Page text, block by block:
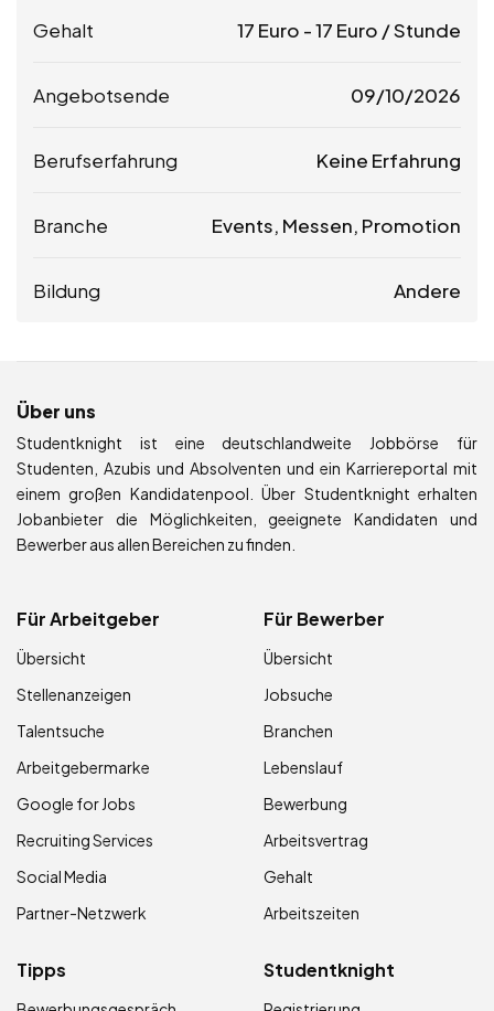
Gehalt 17 Euro -17 Euro / Stunde
Angebotsende 09/10/2026
Berufserfahrung Keine Erfahrung
Branche Events, Messen, Promotion
Bildung Andere
Über uns
Studentknight ist eine deutschlandweite Jobbörse für
Studenten, Azubis und Absolventen und ein Karriereportal mit
einem großen Kandidatenpool. Über Studentknight erhalten
Jobanbieter die Möglichkeiten, geeignete Kandidaten und
Bewerber aus allen Bereichen zu finden.
Für Arbeitgeber
Übersicht
Stellenanzeigen
Talentsuche
Arbeitgebermarke
Google for Jobs
Recruiting Services
Social Media
Partner-Netzwerk
Für Bewerber
Übersicht
Jobsuche
Branchen
Lebenslauf
Bewerbung
Arbeitsvertrag
Gehalt
Arbeitszeiten
Tipps Studentknight